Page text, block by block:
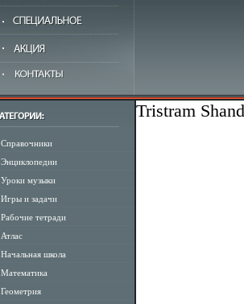
Справочники
Энциклопедии
Уроки музыки
Игры и задачи
Рабочие тетради
Атлас
Начальная школа
Математика
Геометрия
Tristram